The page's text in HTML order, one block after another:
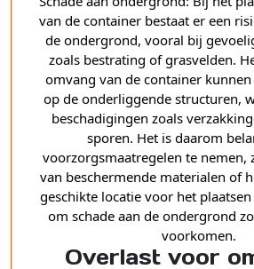
van de container bestaat er een
de ondergrond, vooral bij
zoals bestrating of grasvelden.
omvang van de container
op de onderliggende structuren,
beschadigingen zoals
sporen. Het is daarom
voorzorgsmaatregelen te nemen,
van beschermende materialen of
geschikte locatie voor het
om schade aan de ondergrond
voorkomen.
Overlast voor